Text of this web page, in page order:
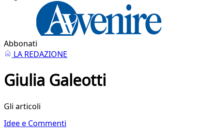
Abbonati
LA REDAZIONE
Giulia Galeotti
Gli articoli
Idee e Commenti